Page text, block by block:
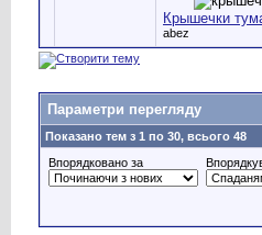
Крышечки
abez
Параметри перегляду
Показано тем з 1 по 30, всього 48
Впорядковано за